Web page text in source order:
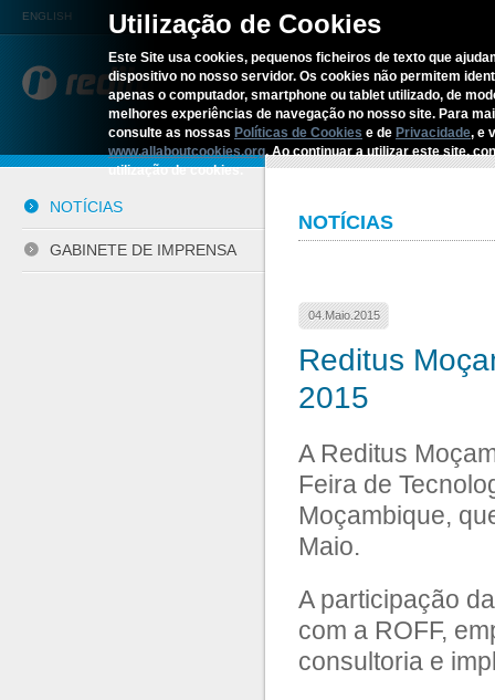
Utilização de Cookies
Este Site usa cookies, pequenos ficheiros de texto que
dispositivo no nosso servidor. Os cookies não permitem
apenas o computador, smartphone ou tablet utilizado, de
melhores experiências de navegação no nosso site. Para
consulte as nossas Políticas de Cookies e de Privacidade, e
www.allaboutcookies.org. Ao continuar a utilizar este site,
utilização de cookies.
ENGLISH
REDITUS SERVIÇOS E
NOTÍCIAS
GABINETE DE IMPRENSA
Início › Comunicação › Notícias
NOTÍCIAS
04.Maio.2015
Reditus
2015
A Reditus
Feira de
Moçambique,
Maio.
A participação
com a ROFF,
consultoria e